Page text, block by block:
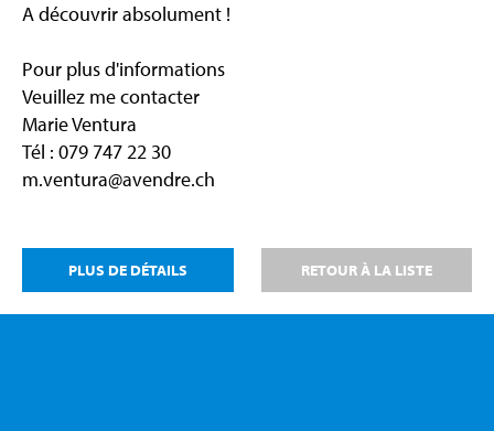
A découvrir absolument !
Pour plus d'informations
Veuillez me contacter
Marie Ventura
Tél : 079 747 22 30
m.ventura@avendre.ch
PLUS DE DÉTAILS RETOUR À LA LISTE